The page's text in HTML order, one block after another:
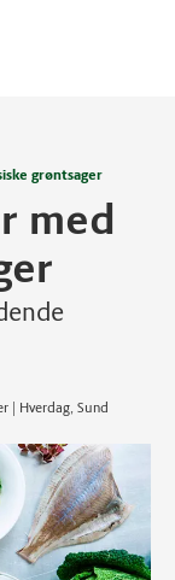
grøntsager
med
| Hverdag, Sund